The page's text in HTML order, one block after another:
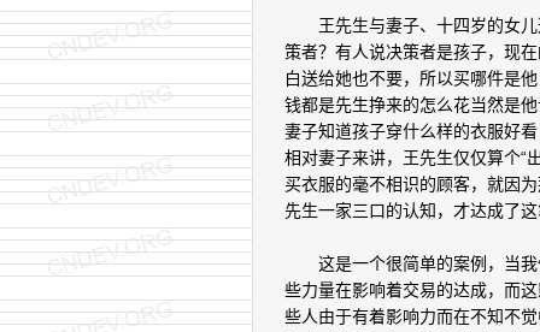
王先生与妻子、十四岁的女儿
策者？有人说决策者是孩子，现
白送给她也不要，所以买哪件是
钱都是先生挣来的怎么花当然是
妻子知道孩子穿什么样的衣服好
相对妻子来讲，王先生仅仅算个“
买衣服的毫不相识的顾客，就因
先生一家三口的认知，才达成了
这是一个很简单的案例，当我
些力量在影响着交易的达成，而
些人由于有着影响力而在不知不